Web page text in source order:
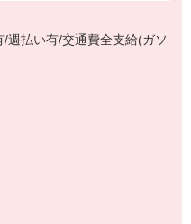
も多く、身体の負担が少な
夜勤は希望者のみ）
にご応募ください♪
払い有/交通費全支給(ガソ